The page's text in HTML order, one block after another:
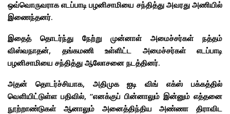
ஒவ்வொருவராக எடப்பாடி பழனிசாமியை சந்தித்து அவரது அணியில்
இணைந்தனர்.
இதைத் தொடர்ந்து நேற்று முன்னாள் அமைச்சர்கள் நத்தம்
விஸ்வநாதன், தங்கமணி உள்ளிட்ட அமைச்சர்கள் எடப்பாடி
பழனிசாமியை சந்தித்து ஆலோசனை நடத்தினர்.
அதன் தொடர்ச்சியாக, அதிமுக ஐடி விங் எக்ஸ் பக்கத்தில்
வெளியிட்டுள்ள பதிவில், “எனக்குப் பின்னாலும் இன்னும் எத்தனை
நூற்றாண்டுகள் ஆனாலும் அனைத்திந்திய அண்ணா திராவிட